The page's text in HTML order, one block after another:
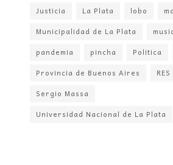
Justicia
La Plata lobo
Municipalidad de La Plata
pandemia
pincha Politica
Provincia de Buenos Aires
RES
Sergio Massa
Universidad Nacional de La Plata